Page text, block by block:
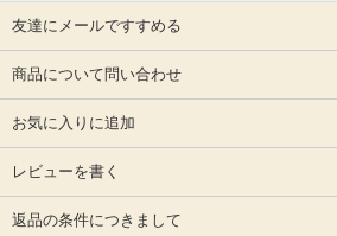
友達にメールですすめる
商品について問い合わせ
お気に入りに追加
レビューを書く
返品の条件につきまして